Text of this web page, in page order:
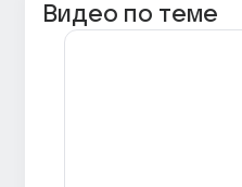
Видео по теме